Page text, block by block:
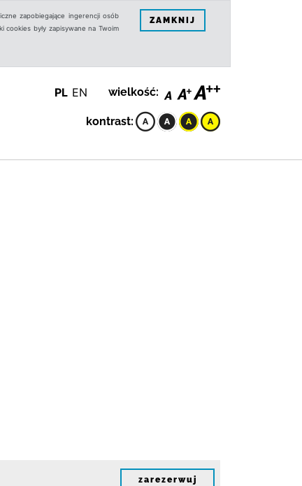
zapobiegające ingerencji osób
były zapisywane na Twoim
ZAMKNIJ
PL EN wielkość:
kontrast:
zarezerwuj